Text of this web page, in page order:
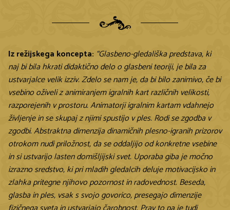
Iz režijskega koncepta: “Glasbeno-gledališka predstava, ki
naj bi bila hkrati didaktično delo o glasbeni teoriji, je bila za
ustvarjalce velik izziv. Zdelo se nam je, da bi bilo zanimivo, če bi
vsebino oživeli z animiranjem igralnih kart različnih velikosti,
razporejenih v prostoru. Animatorji igralnim kartam vdahnejo
življenje in se skupaj z njimi spustijo v ples. Rodi se zgodba v
zgodbi. Abstraktna dimenzija dinamičnih plesno-igranih prizorov
otrokom nudi priložnost, da se oddaljijo od konkretne vsebine
in si ustvarijo lasten domišljijski svet. Uporaba giba je močno
izrazno sredstvo, ki pri mladih gledalcih deluje motivacijsko in
zlahka pritegne njihovo pozornost in radovednost. Beseda,
glasba in ples, vsak s svojo govorico, presegajo dimenzije